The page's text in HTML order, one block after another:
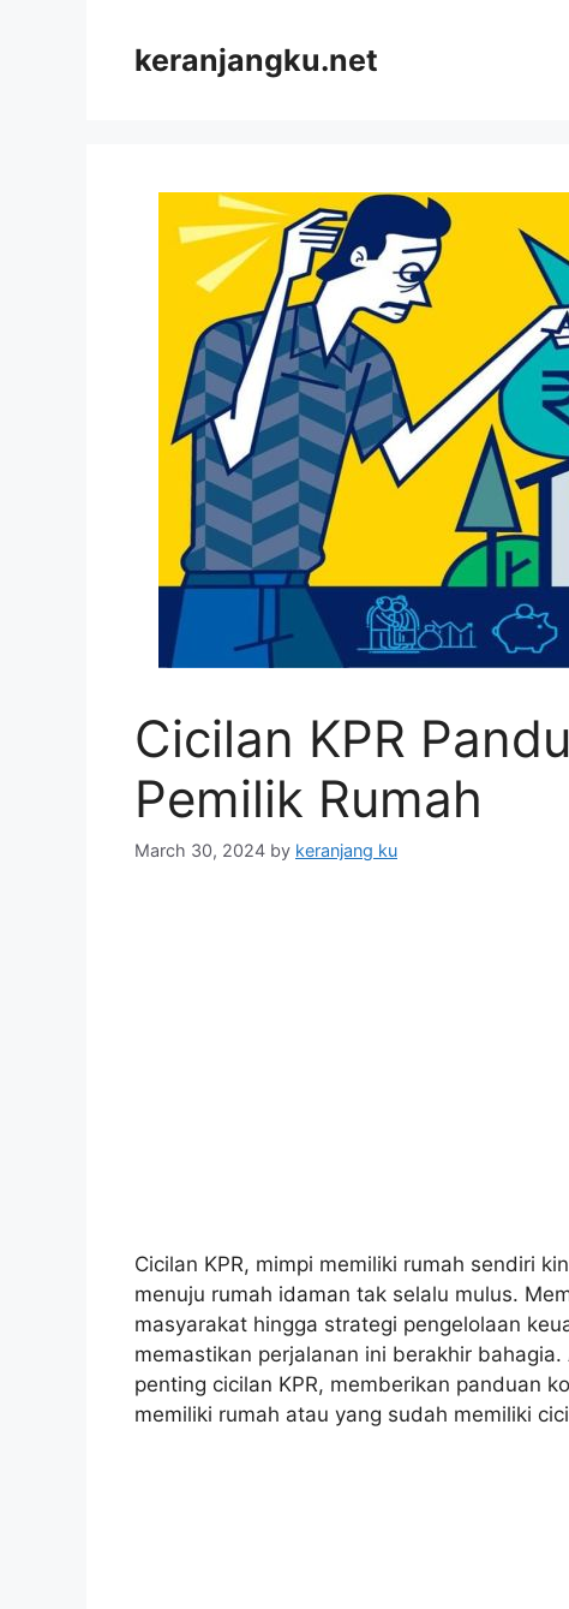
keranjangku.net
Cicilan KPR
Pemilik Rumah
March 30, 2024 by keranjang ku
Cicilan KPR, mimpi memiliki rumah sendiri
menuju rumah idaman tak selalu mulus.
masyarakat hingga strategi pengelolaan
memastikan perjalanan ini berakhir
penting cicilan KPR, memberikan panduan
memiliki rumah atau yang sudah memiliki